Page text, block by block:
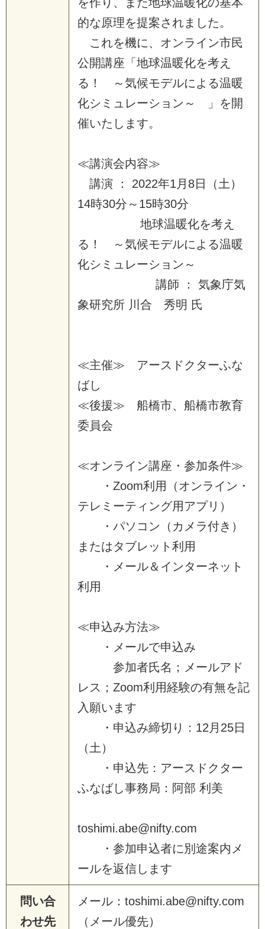
的な原理を提案さ れま した。
こ れを機に、 オンラ イ ン市民
公開講座 「 地球温暖化を考え
る ！ ～気候モデルに よ る温暖
化シ ミ ュ レーシ ョ ン ～ 」 を開
催いた し ま す。
≪講演会内容≫
講演 ： 2022年1 月 8日 （ 土 ）
14時30分 ～ 15時30分
地球温暖化を考え
る ！ ～気候モデルに よ る温暖
化シ ミ ュ レーシ ョ ン ～
講師 ： 気象庁気
象研究所 川 合 秀明 氏
≪主催≫ アース ドク ターふな
ばし
≪後援≫ 船橋市、 船橋市教育
委員会
≪オンラ イ ン講座 ・ 参加条件≫
・ Zoom利 用 （オンラ イ ン ・
テレ ミ ーテ ィ ング用 アプリ ）
・ パソ コ ン （ カ メ ラ付き ）
ま たはタブレ ッ ト 利 用
・ メ ール＆ イ ンターネ ッ ト
利 用
≪申込み方法≫
・ メ ールで申込み
参加者氏名 ； メ ールア ド
レ ス ； Zoom利 用経験の有無を記
入 願い ま す
・ 申込み締切 り ： 12 月 25日
（ 土 ）
・ 申込先 ： アース ドク ター
ふなばし事務局 ： 阿部 利 美
toshimi.abe@nifty.com
・ 参加申込者に別 途案内 メ
ールを返信し ま す
問い合
わせ先
メ ール ： toshimi.abe@nifty.com
（ メ ール優先）